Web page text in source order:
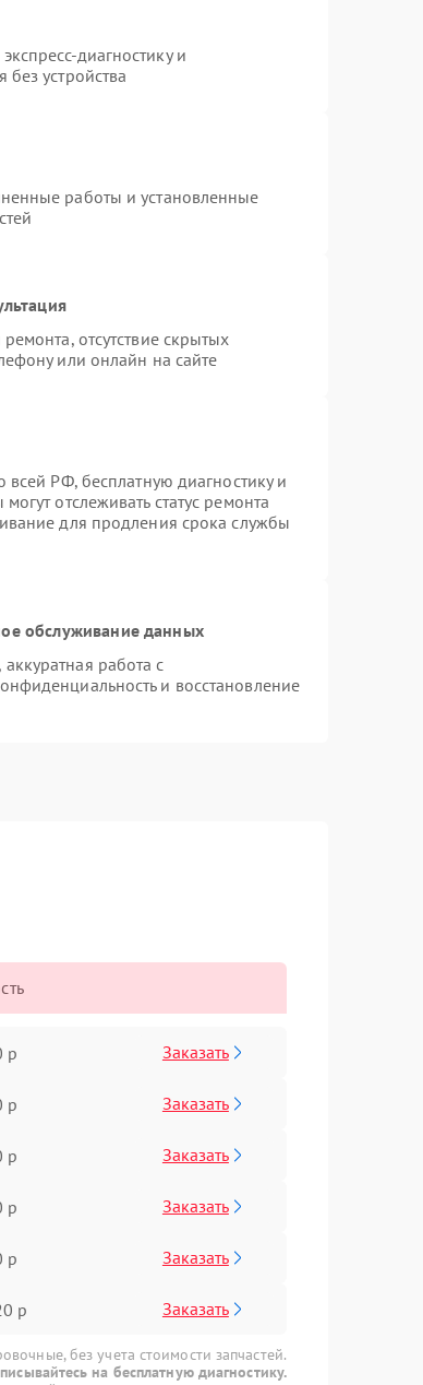
диагностику и
устройства
работы и установленные
отсутствие скрытых
или онлайн на сайте
всей РФ, бесплатную диагностику и
отслеживать статус ремонта
для продления срока службы
обслуживание данных
работа с
и восстановление
р Заказать
р Заказать
р Заказать
р Заказать
р Заказать
р Заказать
без учета стоимости запчастей.
на бесплатную диагностику.